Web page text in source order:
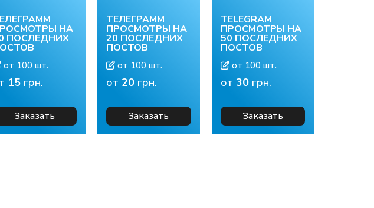
НА
ПОСЛЕДНИХ
от 100 шт.
15грн.
Заказать
ТЕЛЕГРАММ
ПРОСМОТРЫ НА
20 ПОСЛЕДНИХ
ПОСТОВ
от 100 шт.
от 20 грн.
Заказать
TELEGRAM
ПРОСМОТРЫ НА
50 ПОСЛЕДНИХ
ПОСТОВ
от 100 шт.
от 30грн.
Заказать